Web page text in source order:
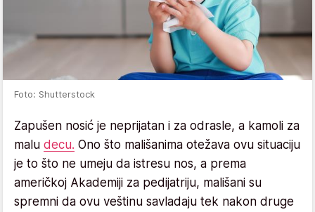
Foto: Shutterstock
Zapušen nosić je neprijatan i za odrasle, a kamoli za
malu decu. Ono što mališanima otežava ovu situaciju
je to što ne umeju da istresu nos, a prema
američkoj Akademiji za pedijatriju, mališani su
spremni da ovu veštinu savladaju tek nakon druge